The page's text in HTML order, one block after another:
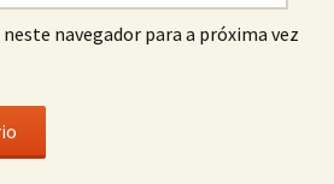
navegador para a próxima vez